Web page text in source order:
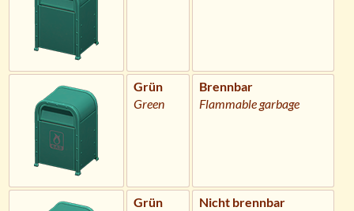
Grün
Green
Brennbar
Flammable garbage
Grün
Nicht brennbar